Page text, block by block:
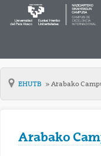
EHUTB Arabako
Arabako